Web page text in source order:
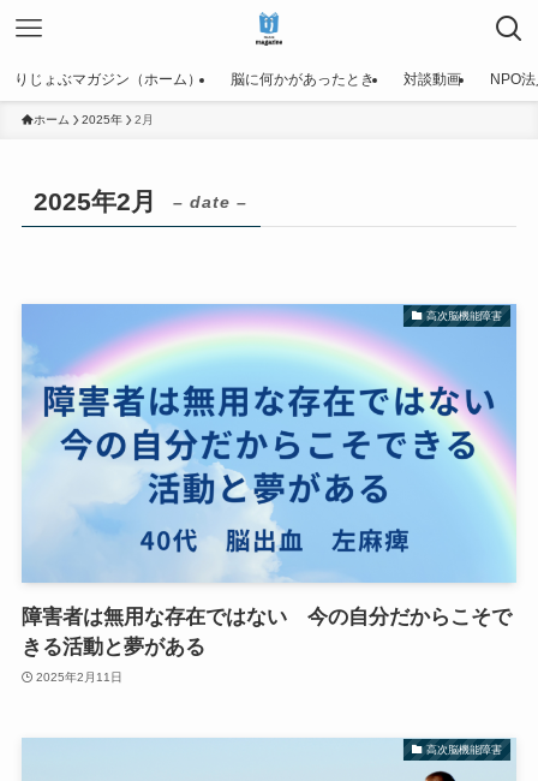
りじょぶマガジン（ホーム） 脳に何かがあったとき 対談動画 NPO
ホーム 2025年 2月
2025年2月 – date –
高次脳機能障害
障害者は無用な存在ではない 今の自分だからこそで
きる活動と夢がある
2025年2月11日
高次脳機能障害